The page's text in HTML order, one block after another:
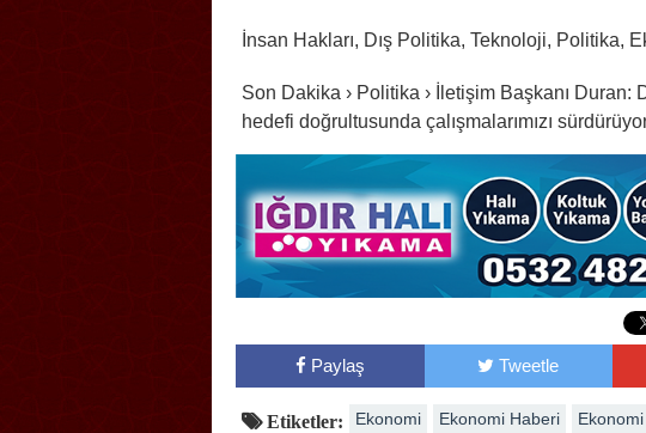
İnsan Hakları, Dış Politika, Teknoloji, Politika,
Son Dakika › Politika › İletişim Başkanı Duran:
hedefi doğrultusunda çalışmalarımızı
Paylaş Tweetle
Etiketler: Ekonomi Ekonomi Haberi